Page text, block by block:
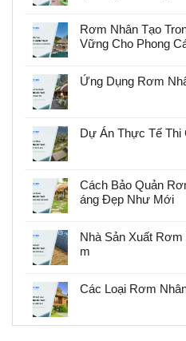
Rơm Nhân Tạo
Vững Cho Phong
Ứng Dụng Rơm
Dự Án Thực Tế Thi
Cách Bảo Quản
áng Đẹp Như Mới
Nhà Sản Xuất
m
Các Loại Rơm